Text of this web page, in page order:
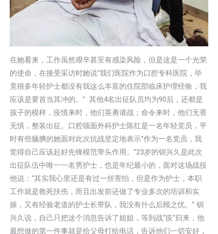
在她看来，工作虽然艰辛甚至有感染风险，但是这是一个光荣
的使命，在接受采访时她说“我们医院作为口腔专科医院，毕
竟很多年轻护士都没有我这么丰富的住院部临床护理经验，我
应该是要首当其冲的。” 其他4名出征队员均为90后，还都是
孩子的模样，疫情来时，他们英勇请战；命令来时，他们无畏
无惧，整装出征。口腔颌面外科护士陈红是一名年轻党员，平
时有些腼腆的她面对此次抗战坚定地表示“作为一名党员，我
觉得自己应该起好先锋模范带头作用。”23岁的钏兴久是此次
出征队伍中唯一一名男护士，也是年纪最小的，面对这场战役
他说：“其实我心里还是有过一丝害怕，但是作为护士，本职
工作就是救死扶伤，而且出发前还做了专业多次的培训和实
操，又有经验老道的护士长带队，我没有什么后顾之忧。” 钏
兴久说，自己只把这个消息告诉了姐姐，等到战“疫”归来，他
最想做的第一件事就是给父母打给电话，告诉他们一切安好，